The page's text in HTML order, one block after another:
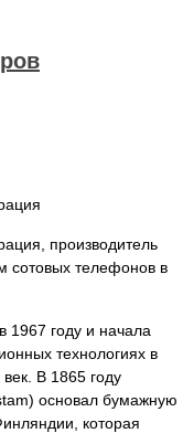
производитель
сотовых телефонов в
1967 году и начала
технологиях в
В 1865 году
основал бумажную
которая